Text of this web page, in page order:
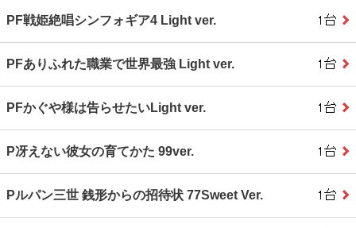
PF戦姫絶唱シンフォギア4 Light ver.
PFありふれた職業で世界最強 Light ver.
PFかぐや様は告らせたいLight ver.
P冴えない彼女の育てかた 99ver.
Pルパン三世 銭形からの招待状 77Sweet Ver.